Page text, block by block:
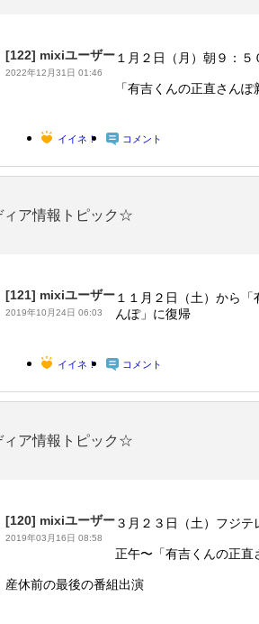
[122] mixiユーザー
2022年12月31日 01:46
１月２日（月）朝９：５
「有吉くんの正直さん
イイネ！ コメント
ィア情報トピック☆
[121] mixiユーザー
2019年10月24日 06:03
１１月２日（土）から「
んぽ」に復帰
イイネ！ コメント
ィア情報トピック☆
[120] mixiユーザー
2019年03月16日 08:58
３月２３日（土）フジテ
正午〜「有吉くんの正直
産休前の最後の番組出演